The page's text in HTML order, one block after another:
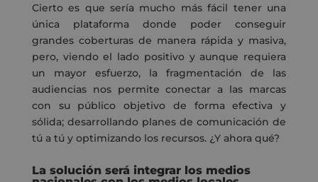
Cierto es que sería mucho más fácil tener una
única plataforma donde poder conseguir
grandes coberturas de manera rápida y masiva,
pero, viendo el lado positivo y aunque requiera
un mayor esfuerzo, la fragmentación de las
audiencias nos permite conectar a las marcas
con su público objetivo de forma efectiva y
sólida; desarrollando planes de comunicación de
tú a tú y optimizando los recursos. ¿Y ahora qué?
La solución será integrar los medios